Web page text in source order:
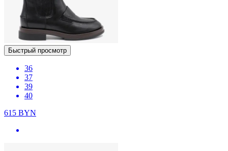
Быстрый просмотр
36
37
39
40
615 BYN